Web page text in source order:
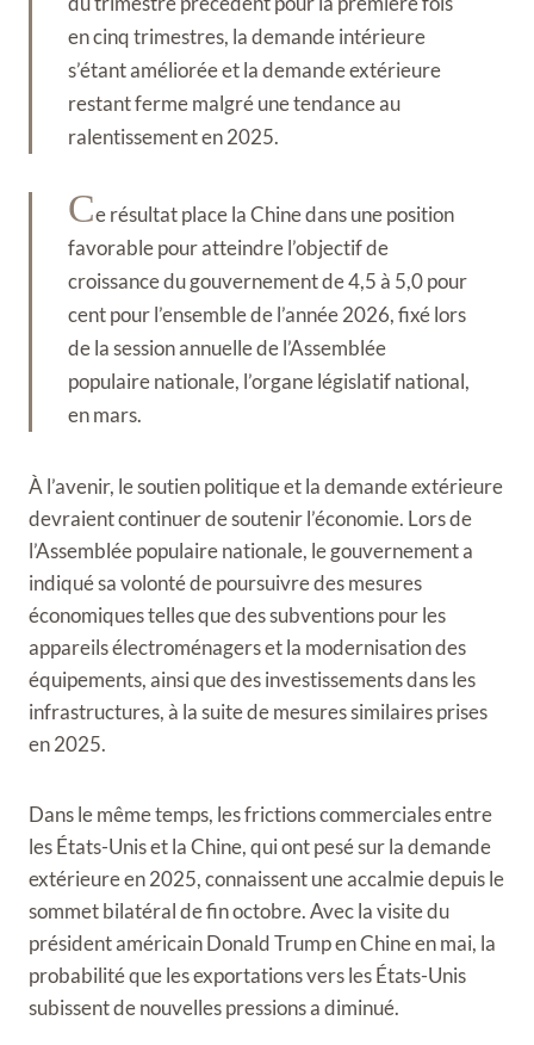
en cinq trimestres, la demande intérieure
s’étant améliorée et la demande extérieure
restant ferme malgré une tendance au
ralentissement en 2025.
Ce résultat place la Chine dans une position
favorable pour atteindre l’objectif de
croissance du gouvernement de 4,5 à 5,0 pour
cent pour l’ensemble de l’année 2026, fixé lors
de la session annuelle de l’Assemblée
populaire nationale, l’organe législatif national,
en mars.
À l’avenir, le soutien politique et la demande extérieure
devraient continuer de soutenir l’économie. Lors de
l’Assemblée populaire nationale, le gouvernement a
indiqué sa volonté de poursuivre des mesures
économiques telles que des subventions pour les
appareils électroménagers et la modernisation des
équipements, ainsi que des investissements dans les
infrastructures, à la suite de mesures similaires prises
en 2025.
Dans le même temps, les frictions commerciales entre
les États-Unis et la Chine, qui ont pesé sur la demande
extérieure en 2025, connaissent une accalmie depuis le
sommet bilatéral de fin octobre. Avec la visite du
président américain Donald Trump en Chine en mai, la
probabilité que les exportations vers les États-Unis
subissent de nouvelles pressions a diminué.